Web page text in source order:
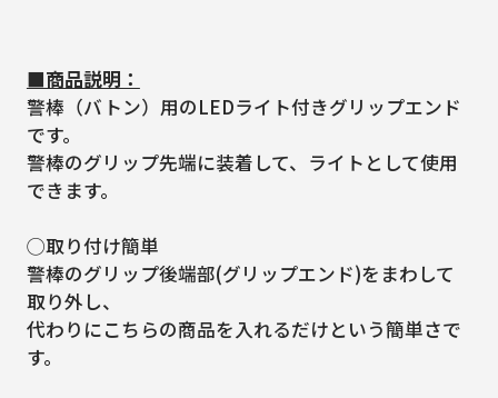
■商品説明：
警棒（バトン）用のLEDライト付きグリップエンド
です。
警棒のグリップ先端に装着して、ライトとして使用
できます。
◯取り付け簡単
警棒のグリップ後端部(グリップエンド)をまわして
取り外し、
代わりにこちらの商品を入れるだけという簡単さで
す。